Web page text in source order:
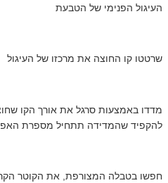
העיגול הפנימי של הטבעת
שרטטו קו החוצה את מרכזו של העיגול
מדדו באמצעות סרגל את אורך הקו
להקפיד שהמדידה תתחיל מספרת
חפשו בטבלה המצורפת, את הקוטר